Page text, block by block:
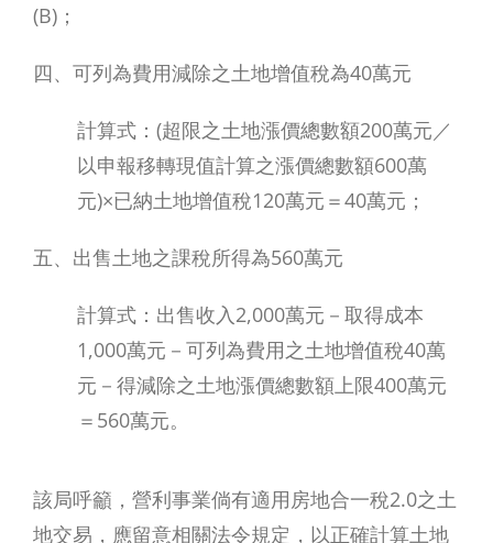
(B)；
四、可列為費用減除之土地增值稅為40萬元
計算式：(超限之土地漲價總數額200萬元／
以申報移轉現值計算之漲價總數額600萬
元)×已納土地增值稅120萬元＝40萬元；
五、出售土地之課稅所得為560萬元
計算式：出售收入2,000萬元－取得成本
1,000萬元－可列為費用之土地增值稅40萬
元－得減除之土地漲價總數額上限400萬元
＝560萬元。
該局呼籲，營利事業倘有適用房地合一稅2.0之土
地交易，應留意相關法令規定，以正確計算土地
送